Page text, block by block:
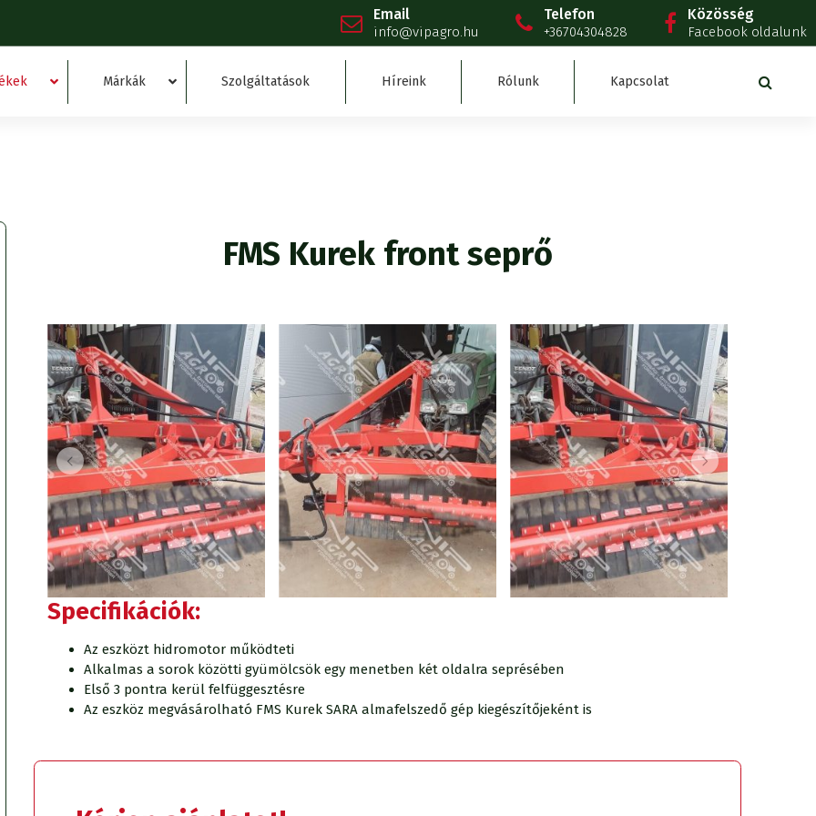
Email
info@vipagro.hu
Telefon
+36704304828
Közösség
Facebook oldalunk
Márkák Szolgáltatások Híreink Rólunk Kapcsolat
FMS Kurek front seprő
Specifikációk:
Az eszközt hidromotor működteti
Alkalmas a sorok közötti gyümölcsök egy menetben két oldalra seprésében
Első 3 pontra kerül felfüggesztésre
Az eszköz megvásárolható FMS Kurek SARA almafelszedő gép kiegészítőjeként is